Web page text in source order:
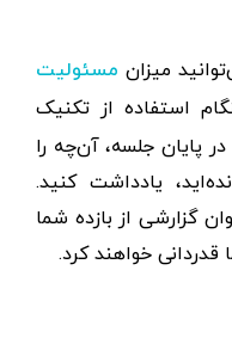
میزان مسئولیت
استفاده از تکنیک
پایان جلسه، آن‌چه را
یادداشت کنید.
گزارشی از بازده شما
خواهند کرد.